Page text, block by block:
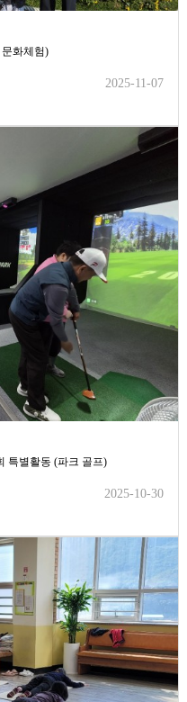
화체험)
2025-11-07
특별활동 (파크 골프)
2025-10-30